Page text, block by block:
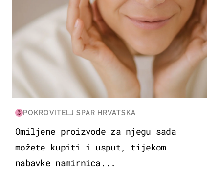
POKROVITELJ SPAR HRVATSKA
Omiljene proizvode za njegu sada
možete kupiti i usput, tijekom
nabavke namirnica...